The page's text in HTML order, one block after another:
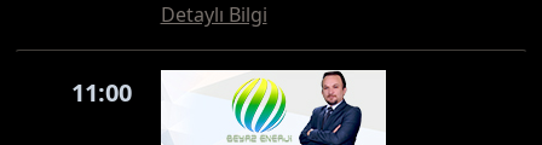
Detaylı Bilgi
11:00